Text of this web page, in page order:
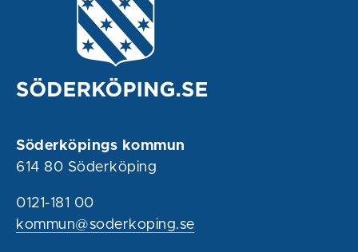
Söderköpings kommun
614 80 Söderköping
0121-181 00
kommun@soderkoping.se